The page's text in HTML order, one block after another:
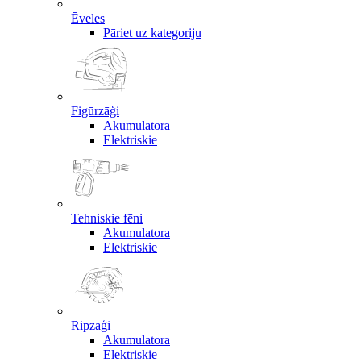
Ēveles
Pāriet uz kategoriju
Figūrzāģi
Akumulatora
Elektriskie
Tehniskie fēni
Akumulatora
Elektriskie
Ripzāģi
Akumulatora
Elektriskie